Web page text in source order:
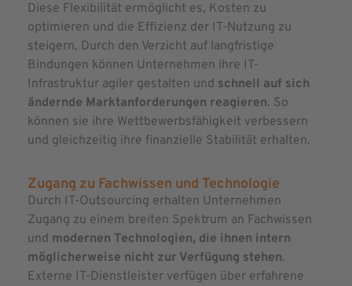
Diese Flexibilität ermöglicht es, Kosten zu
optimieren und die Effizienz der IT-Nutzung zu
steigern. Durch den Verzicht auf langfristige
Bindungen können Unternehmen ihre IT-
Infrastruktur agiler gestalten und schnell auf sich
ändernde Marktanforderungen reagieren. So
können sie ihre Wettbewerbsfähigkeit verbessern
und gleichzeitig ihre finanzielle Stabilität erhalten.
Zugang zu Fachwissen und Technologie
Durch IT-Outsourcing erhalten Unternehmen
Zugang zu einem breiten Spektrum an Fachwissen
und modernen Technologien, die ihnen intern
möglicherweise nicht zur Verfügung stehen.
Externe IT-Dienstleister verfügen über erfahrene